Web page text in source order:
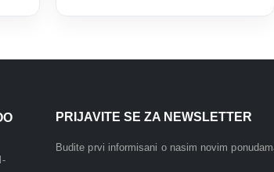
PRIJAVITE SE ZA NEWSLETTER
Budite prvi informisani o nasim novim